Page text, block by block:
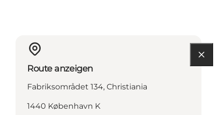
Route anzeigen
Fabriksområdet 134, Christiania
1440 København K